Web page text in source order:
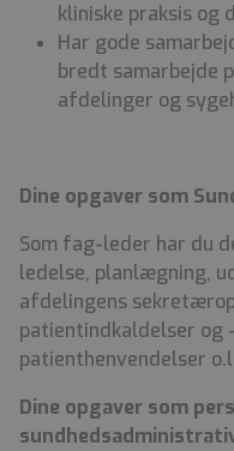
kliniske praksis og
Har gode
bredt samarbejde
afdelinger og
Dine opgaver som
Som fag-leder har du
ledelse, planlægning,
afdelingens
patientindkaldelser og
patienthenvendelser
Dine opgaver som